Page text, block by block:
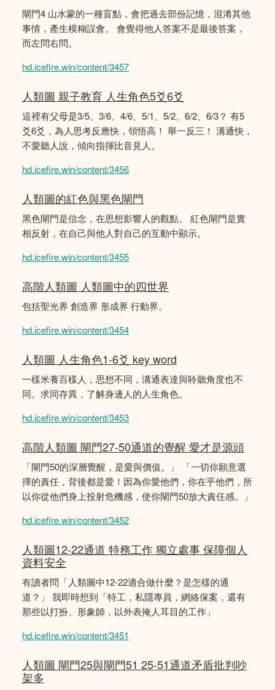
閘門4 山水蒙的一種盲點，會把過去部份記憶，混淆其他
事情，產生模糊誤會。 會覺得他人答案不是最後答案，
而左問右問。
hd.icefire.win/content/3457
人類圖 親子教育 人生角色5爻6爻
這裡有父母是3/5、3/6、4/6、5/1、5/2、6/2、6/3？ 有5
爻6爻，為人思考反應快，領悟高！ 舉一反三！ 溝通快，
不愛聽人說，傾向指揮比音見人。
hd.icefire.win/content/3456
人類圖的紅色與黑色閘門
黑色閘門是信念，在思想影響人的觀點。 紅色閘門是實
相反射，在自己與他人對自己的互動中顯示。
hd.icefire.win/content/3455
高階人類圖 人類圖中的四世界
包括聖光界 創造界 形成界 行動界。
hd.icefire.win/content/3454
人類圖 人生角色1-6爻 key word
一樣米養百樣人，思想不同，溝通表達與聆聽角度也不
同。求同存異，了解身邊人的人生角色。
hd.icefire.win/content/3453
高階人類圖 閘門27-50通道的覺醒 愛才是源頭
「閘門50的深層覺醒，是愛與價值。」 「一切你願意選
擇的責任，背後都是愛！因為你愛他們，你在乎他們，所
以你從他們身上投射危機感，使你閘門50放大責任感。」
hd.icefire.win/content/3452
人類圖12-22通道 特務工作 獨立處事 保障個人
資料安全
有讀者問「人類圖中12-22適合做什麼？是怎樣的通
道？」 我即時想到「特工，私隱專員，網絡保案，還有
那些以打扮、形象師，以外表掩人耳目的工作」
hd.icefire.win/content/3451
人類圖 閘門25與閘門51 25-51通道矛盾批判吵
架多